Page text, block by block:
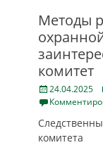
Методы
комитет
Posted
on
24.04.2025